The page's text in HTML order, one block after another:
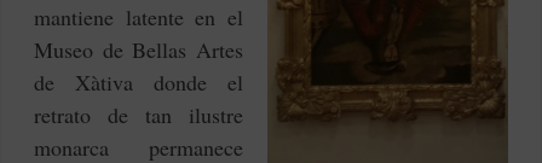
mantiene latente en el
Museo de Bellas Artes
de Xàtiva donde el
retrato de tan ilustre
monarca permanece